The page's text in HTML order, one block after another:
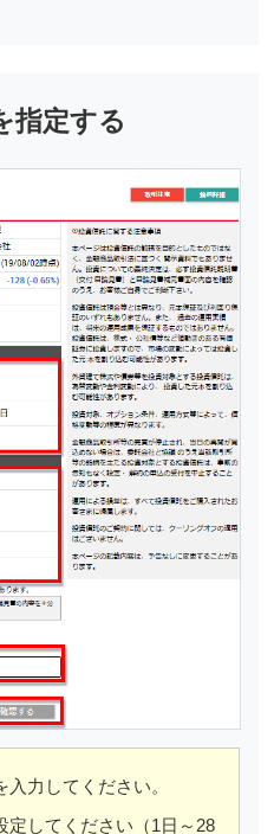
指定する
力してください。
定してください（1日～28